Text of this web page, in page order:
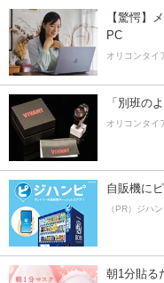
【驚愕】
PC
オリコンタイ
「別班の
オリコンタイ
自販機に
（PR）ジハ
朝1分貼る